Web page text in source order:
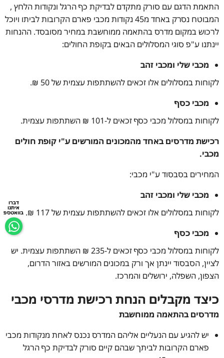
דברו
איתנו
בוואטספ
התאמת הדגם עם סורק מתקדם לבדיקת כף הרגל ונקודות הלחץ ,
המבוטח נסרק באחד מ45 נקודות מכבי פארם הקרובות לביתו ויוכל
לרכוש במקום מדרס בהתאמה ממוחשבת במחיר מסובסד. ההנחות
יינתנו ע"פ סוגי המסלולים הבאים בקופת החולים:
מכבי שלי ומכבי זהב
לקוחות במסלולים אלו זכאים להשתתפות עצמית של 50 ₪.
מכבי כסף
לקוחות במסלול מכבי כסף זכאים ל-101 ₪ השתתפות עצמית.
רכישת מדרסים באחד מהמכונים המורשים ע"י קופת חולים
מכבי.
המחירים בסבסוד ע"י מכבי:
מכבי שלי ומכבי זהב
לקוחות במסלולים אלו זכאים להשתתפות עצמית של 117 ₪.
מכבי כסף
לקוחות במסלול מכבי כסף זכאים ל-235 ₪ השתתפות עצמית. יש
לציין, הסבסוד יינתן אך ורק במכונים המורשים באזור הדרום,
הצפון, השפלה, ירושלים והמרכז.
כיצד מקבלים הנחת רכישת מדרסי מכבי
מדרסים בהתאמה ממוחשבת
יש להגיע עם הנעליים אליהם המדרס נכנס לאחת מנקודות מכבי
פארם הקרובות לביתך שבהם קיים סורק לבדיקת כף הרגל